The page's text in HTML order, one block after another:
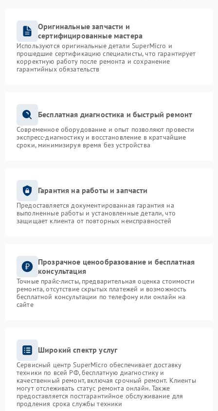
Оригинальные запчасти и
сертифицированные мастера
Используются оригинальные детали SuperMicro и
прошедшие сертификацию специалисты, что гарантирует
корректную работу после ремонта и сохранение
гарантийных обязательств
Бесплатная диагностика и быстрый ремонт
Современное оборудование и опыт позволяют провести
экспресс-диагностику и восстановление в кратчайшие
сроки, минимизируя время без устройства
Гарантия на работы и запчасти
Предоставляется документированная гарантия на
выполненные работы и установленные детали, что
защищает клиента от повторных неисправностей
Прозрачное ценообразование и бесплатная
консультация
Точные прайс-листы, предварительная оценка стоимости
ремонта, отсутствие скрытых платежей и возможность
бесплатной консультации по телефону или онлайн на
сайте
Широкий спектр услуг
Сервисный центр SuperMicro обеспечивает доставку
техники по всей РФ, бесплатную диагностику и
качественный ремонт, включая срочный ремонт. Клиенты
могут отслеживать статус ремонта онлайн. Также
предоставляется постгарантийное обслуживание для
продления срока службы техники